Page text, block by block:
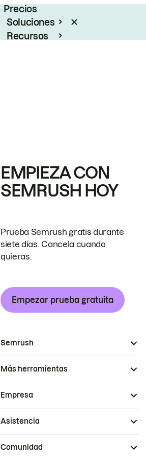
Precios
Soluciones
Recursos
EMPIEZA CON
SEMRUSH HOY
Prueba Semrush gratis durante
siete días. Cancela cuando
quieras.
Empezar prueba gratuita
Semrush
Más herramientas
Empresa
Asistencia
Comunidad